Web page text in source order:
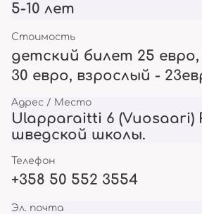
5-10 лет
Стоимость
детский билет 25
30 евро, взрослый -
Адрес / Место
Ulapparaitti 6 (Vuosaari)
шведской школы.
Телефон
+358 50 552 3554
Эл. почта